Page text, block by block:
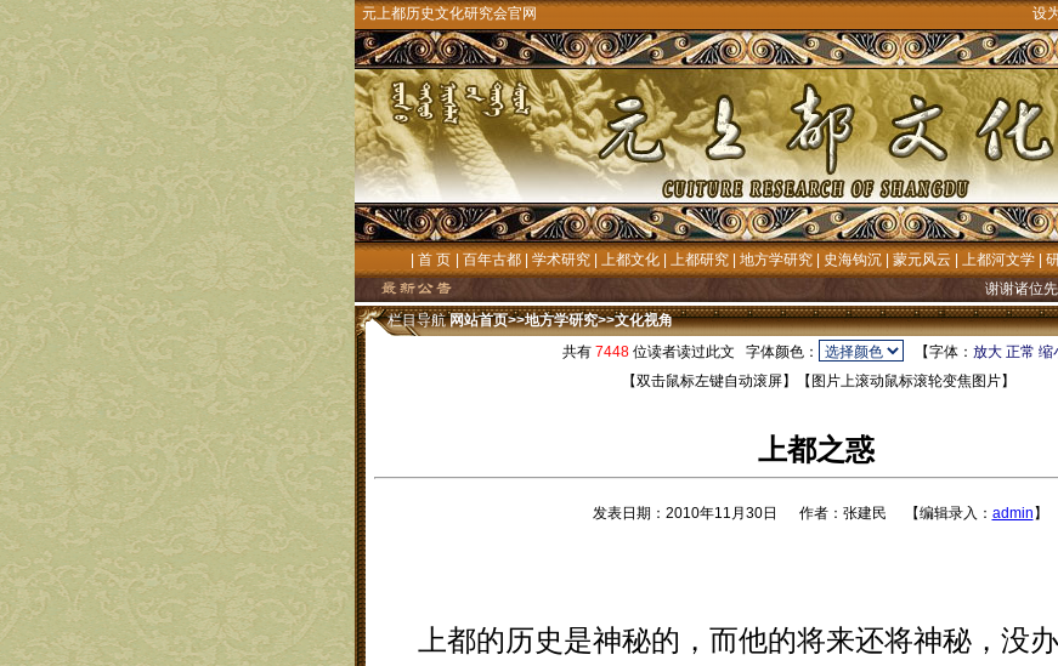
元上都历史文化研究会官网 设
首 页 百年古都 学术研究 上都文化 上都研究 地方学研究 史海钩沉 蒙元风云 上都河文学
谢谢诸位先生/
栏目导航 网站首页>>地方学研究>>文化视角
共有 7448位读者读过此文 字体颜色： 【字体： 放大 正常 缩
【双击鼠标左键自动滚屏】【图片上滚动鼠标滚轮变焦图片】
上都之惑
发表日期：2010年11月30日 作者：张建民 【编辑录入： admin 】
上都的历史是神秘的，而他的将来还将神秘，没